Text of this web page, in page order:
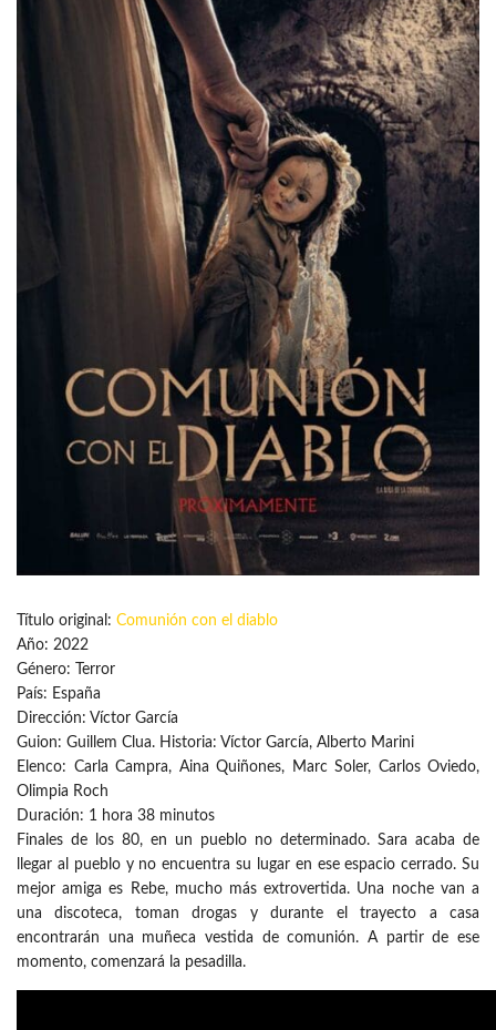
Título original: Comunión con el diablo
Año: 2022
Género: Terror
País: España
Dirección: Víctor García
Guion: Guillem Clua. Historia: Víctor García, Alberto Marini
Elenco: Carla Campra, Aina Quiñones, Marc Soler, Carlos Oviedo,
Olimpia Roch
Duración: 1 hora 38 minutos
Finales de los 80, en un pueblo no determinado. Sara acaba de
llegar al pueblo y no encuentra su lugar en ese espacio cerrado. Su
mejor amiga es Rebe, mucho más extrovertida. Una noche van a
una discoteca, toman drogas y durante el trayecto a casa
encontrarán una muñeca vestida de comunión. A partir de ese
momento, comenzará la pesadilla.